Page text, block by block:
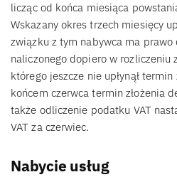
licząc od końca miesiąca
Wskazany okres trzech miesięcy
związku z tym nabywca ma prawo
naliczonego dopiero w rozliczeniu
którego jeszcze nie upłynął
końcem czerwca termin złożenia
także odliczenie podatku VAT
VAT za czerwiec.
Nabycie usług